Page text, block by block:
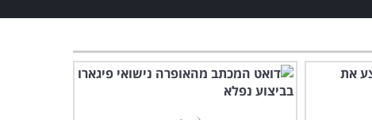
50:26
52:04
צפו במופע מחווה נהדר
ומהנה לגדולת משוררות
הילדים בעברית!